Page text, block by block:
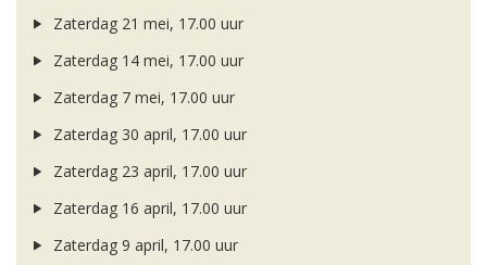
Zaterdag 21 mei, 17.00 uur
Zaterdag 14 mei, 17.00 uur
Zaterdag 7 mei, 17.00 uur
Zaterdag 30 april, 17.00 uur
Zaterdag 23 april, 17.00 uur
Zaterdag 16 april, 17.00 uur
Zaterdag 9 april, 17.00 uur